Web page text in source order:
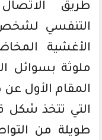
طريق الاتصال
التنفسي
الأغشية
ملوثة بسوائل
المقام الأول
التي تتخذ شكل
طويلة من